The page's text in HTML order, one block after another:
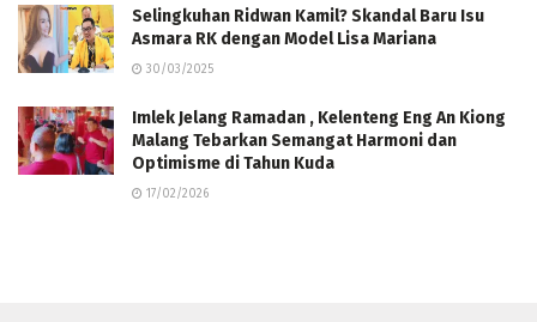
Selingkuhan Ridwan Kamil? Skandal Baru Isu
Asmara RK dengan Model Lisa Mariana
30/03/2025
Imlek Jelang Ramadan , Kelenteng Eng An Kiong
Malang Tebarkan Semangat Harmoni dan
Optimisme di Tahun Kuda
17/02/2026